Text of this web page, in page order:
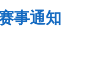
事通知